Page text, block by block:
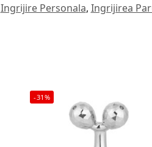
Ingrijire Personala, Ingrijirea
-31%